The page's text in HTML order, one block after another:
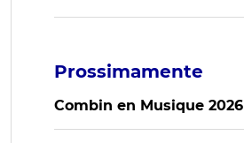
Prossimamente
Combin en Musique 2026